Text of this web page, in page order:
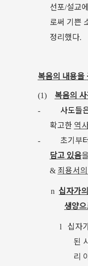
선포/설교에
로써 기쁜
정리했다.
복음의 내용을
(1) 복음의
-
사도들
확고한 역
-
초기부
담고 있음을
& 죄용서의
n 십자가의
생양
l 십자
된
리